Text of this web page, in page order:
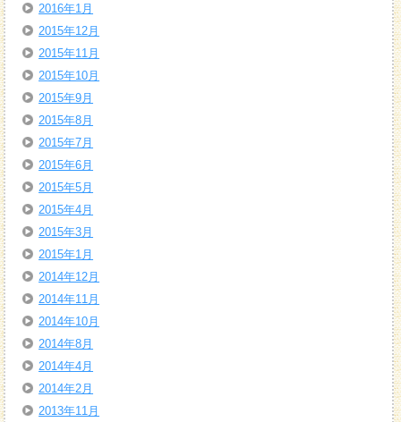
2016年1月
2015年12月
2015年11月
2015年10月
2015年9月
2015年8月
2015年7月
2015年6月
2015年5月
2015年4月
2015年3月
2015年1月
2014年12月
2014年11月
2014年10月
2014年8月
2014年4月
2014年2月
2013年11月